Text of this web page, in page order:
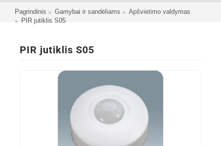
KATALOGAI
KONTAKTAI
Pagrindinis Gamybai ir sandėliams
Apšvietimo valdymas
PIR jutiklis S05
PIR jutiklis S05